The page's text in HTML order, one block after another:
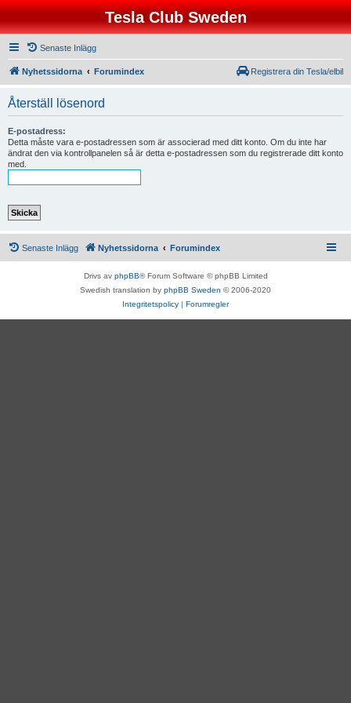
Tesla Club Sweden
Senaste Inlägg
Nyhetssidorna Forumindex Registrera din Tesla/elbil
Återställ lösenord
E-postadress:
Detta måste vara e-postadressen som är associerad med ditt konto. Om du inte har
ändrat den via kontrollpanelen så är detta e-postadressen som du registrerade ditt konto
med.
Senaste Inlägg Nyhetssidorna Forumindex
Drivs av phpBB® Forum Software © phpBB Limited
Swedish translation by phpBB Sweden © 2006-2020
Integritetspolicy | Forumregler